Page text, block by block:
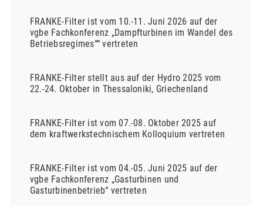
FRANKE-Filter ist vom 10.-11. Juni 2026 auf der
vgbe Fachkonferenz „Dampfturbinen im Wandel des
Betriebsregimes““ vertreten
FRANKE-Filter stellt aus auf der Hydro 2025 vom
22.-24. Oktober in Thessaloniki, Griechenland
FRANKE-Filter ist vom 07.-08. Oktober 2025 auf
dem kraftwerkstechnischem Kolloquium vertreten
FRANKE-Filter ist vom 04.-05. Juni 2025 auf der
vgbe Fachkonferenz „Gasturbinen und
Gasturbinenbetrieb“ vertreten